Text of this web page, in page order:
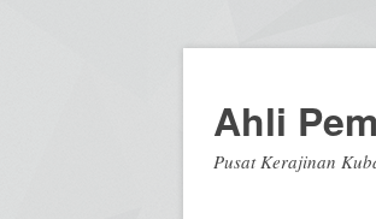
Ahli
Pusat Kerajinan